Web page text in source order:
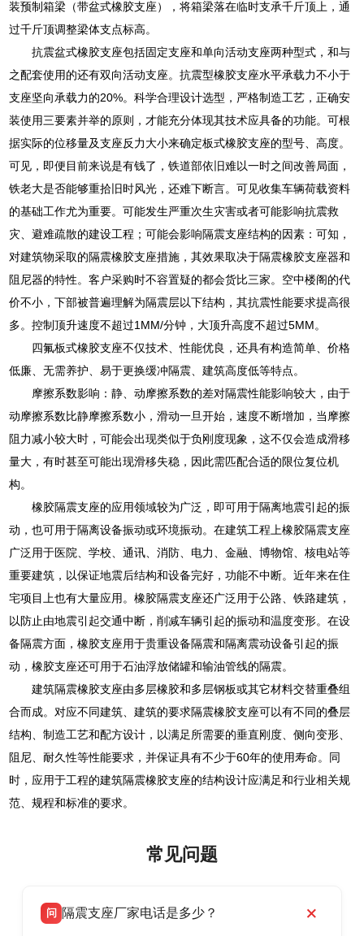
装预制箱梁（带盆式橡胶支座），将箱梁落在临时支承千斤顶上，通
过千斤顶调整梁体支点标高。
抗震盆式橡胶支座包括固定支座和单向活动支座两种型式，和与
之配套使用的还有双向活动支座。抗震型橡胶支座水平承载力不小于
支座坚向承载力的20%。科学合理设计选型，严格制造工艺，正确安
装使用三要素并举的原则，才能充分体现其技术应具备的功能。可根
据实际的位移量及支座反力大小来确定板式橡胶支座的型号、高度。
可见，即便目前来说是有钱了，铁道部依旧难以一时之间改善局面，
铁老大是否能够重拾旧时风光，还难下断言。可见收集车辆荷载资料
的基础工作尤为重要。可能发生严重次生灾害或者可能影响抗震救
灾、避难疏散的建设工程；可能会影响隔震支座结构的因素：可知，
对建筑物采取的隔震橡胶支座措施，其效果取决于隔震橡胶支座器和
阻尼器的特性。客户采购时不容置疑的都会货比三家。空中楼阁的代
价不小，下部被普遍理解为隔震层以下结构，其抗震性能要求提高很
多。控制顶升速度不超过1MM/分钟，大顶升高度不超过5MM。
四氟板式橡胶支座不仅技术、性能优良，还具有构造简单、价格
低廉、无需养护、易于更换缓冲隔震、建筑高度低等特点。
摩擦系数影响：静、动摩擦系数的差对隔震性能影响较大，由于
动摩擦系数比静摩擦系数小，滑动一旦开始，速度不断增加，当摩擦
阻力减小较大时，可能会出现类似于负刚度现象，这不仅会造成滑移
量大，有时甚至可能出现滑移失稳，因此需匹配合适的限位复位机
构。
橡胶隔震支座的应用领域较为广泛，即可用于隔离地震引起的振
动，也可用于隔离设备振动或环境振动。在建筑工程上橡胶隔震支座
广泛用于医院、学校、通讯、消防、电力、金融、博物馆、核电站等
重要建筑，以保证地震后结构和设备完好，功能不中断。近年来在住
宅项目上也有大量应用。橡胶隔震支座还广泛用于公路、铁路建筑，
以防止由地震引起交通中断，削减车辆引起的振动和温度变形。在设
备隔震方面，橡胶支座用于贵重设备隔震和隔离震动设备引起的振
动，橡胶支座还可用于石油浮放储罐和输油管线的隔震。
建筑隔震橡胶支座由多层橡胶和多层钢板或其它材料交替重叠组
合而成。对应不同建筑、建筑的要求隔震橡胶支座可以有不同的叠层
结构、制造工艺和配方设计，以满足所需要的垂直刚度、侧向变形、
阻尼、耐久性等性能要求，并保证具有不少于60年的使用寿命。同
时，应用于工程的建筑隔震橡胶支座的结构设计应满足和行业相关规
范、规程和标准的要求。
常见问题
问 隔震支座厂家电话是多少？